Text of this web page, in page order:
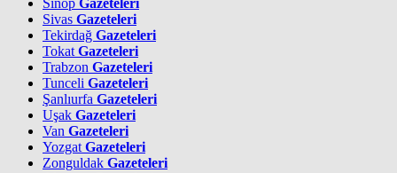
Sinop Gazeteleri
Sivas Gazeteleri
Tekirdağ Gazeteleri
Tokat Gazeteleri
Trabzon Gazeteleri
Tunceli Gazeteleri
Şanlıurfa Gazeteleri
Uşak Gazeteleri
Van Gazeteleri
Yozgat Gazeteleri
Zonguldak Gazeteleri